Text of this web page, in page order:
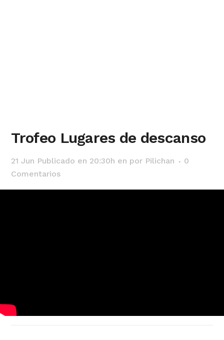
Trofeo Lugares de descanso
21 Jun Publicado en 20:30h en por Pilichan
0
Comentarios